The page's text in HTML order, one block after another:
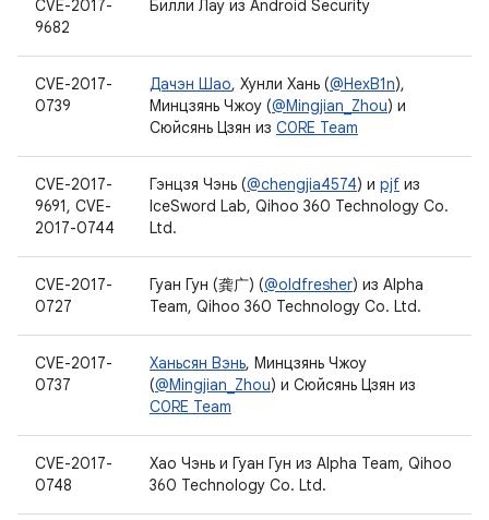
CVE-2017-
9682
Билли Лау из Android Security
CVE-2017-
0739
Дачэн Шао, Хунли Хань (@HexB1n),
Минцзянь Чжоу (@Mingjian_Zhou) и
Сюйсянь Цзян из C0RE Team
CVE-2017-
9691, CVE-
2017-0744
Гэнцзя Чэнь (@chengjia4574) и pjf из
IceSword Lab, Qihoo 360 Technology Co.
Ltd.
CVE-2017-
0727
Гуан Гун (龚广) (@oldfresher) из Alpha
Team, Qihoo 360 Technology Co. Ltd.
CVE-2017-
0737
Ханьсян Вэнь, Минцзянь Чжоу
(@Mingjian_Zhou) и Сюйсянь Цзян из
C0RE Team
CVE-2017-
0748
Хао Чэнь и Гуан Гун из Alpha Team, Qihoo
360 Technology Co. Ltd.